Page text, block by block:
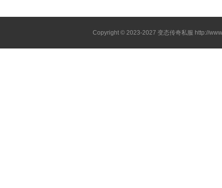
Copyright © 2023-2027变态传奇私服 http://